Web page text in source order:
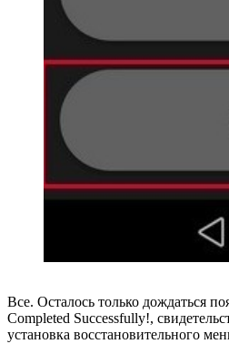
Все. Осталось только дождаться
Completed Successfully!,
установка восстановительного